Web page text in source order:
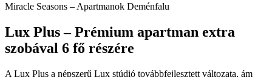
Miracle Seasons – Apartmanok Deménfalu
Lux Plus – Prémium apartman extra
szobával 6 fő részére
A Lux Plus a népszerű Lux stúdió továbbfejlesztett változata, ám